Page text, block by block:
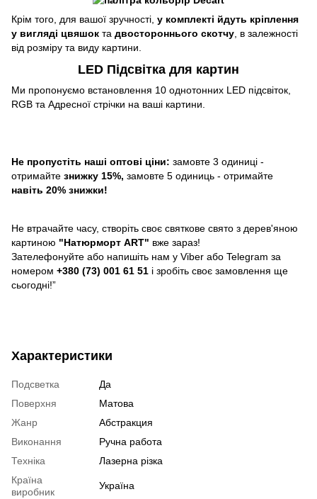
Крім того, для вашої зручності, у комплекті йдуть кріплення
у вигляді цвяшок та двостороннього скотчу , в залежності
від розміру та виду картини.
LED Підсвітка для картин
Ми пропонуємо встановлення 10 однотонних LED підсвіток,
RGB та Адресної стрічки на ваші картини.
Не пропустіть наші оптові ціни: замовте 3 одиниці -
отримайте знижку 15%, замовте 5 одиниць - отримайте
навіть 20% знижки!
Не втрачайте часу, створіть своє святкове свято з дерев'яною
картиною "Натюрморт ART" вже зараз!
Зателефонуйте або напишіть нам у Viber або Telegram за
номером +380 (73) 001 61 51 і зробіть своє замовлення ще
сьогодні!”
Характеристики
Подсветка
Да
Поверхня
Матова
Жанр
Абстракция
Виконання
Ручна работа
Техніка
Лазерна різка
Країна
виробник
Україна